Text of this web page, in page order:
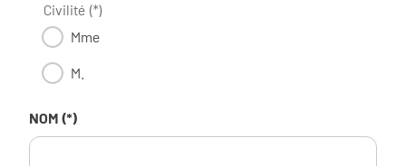
Civilité (*)
Mme
M.
NOM (*)